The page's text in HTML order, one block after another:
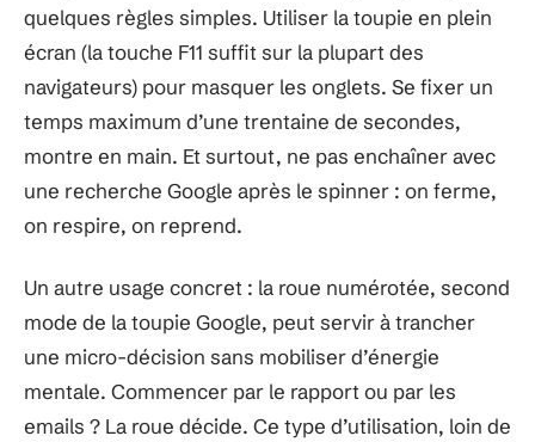
quelques règles simples. Utiliser la toupie en plein
écran (la touche F11 suffit sur la plupart des
navigateurs) pour masquer les onglets. Se fixer un
temps maximum d’une trentaine de secondes,
montre en main. Et surtout, ne pas enchaîner avec
une recherche Google après le spinner : on ferme,
on respire, on reprend.
Un autre usage concret : la roue numérotée, second
mode de la toupie Google, peut servir à trancher
une micro-décision sans mobiliser d’énergie
mentale. Commencer par le rapport ou par les
emails ? La roue décide. Ce type d’utilisation, loin de